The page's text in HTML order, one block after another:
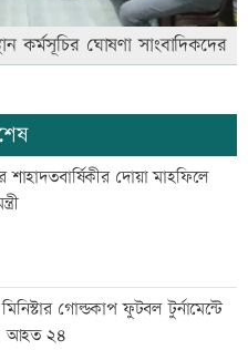
কর্মসূচির ঘোষণা সাংবাদিকদের
দোয়া মাহফিলে
গোল্ডকাপ ফুটবল টুর্নামেন্টে
আহত ২৪